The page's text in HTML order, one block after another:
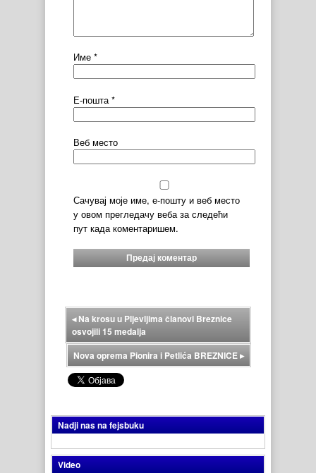
Име *
Е-пошта *
Веб место
Сачувај моје име, е-пошту и веб место
у овом прегледачу веба за следећи
пут када коментаришем.
◂Na krosu u Pljevljima članovi Breznice
osvojili 15 medalja
Nova oprema Pionira i Petlića BREZNICE▸
Nadji nas na fejsbuku
Video